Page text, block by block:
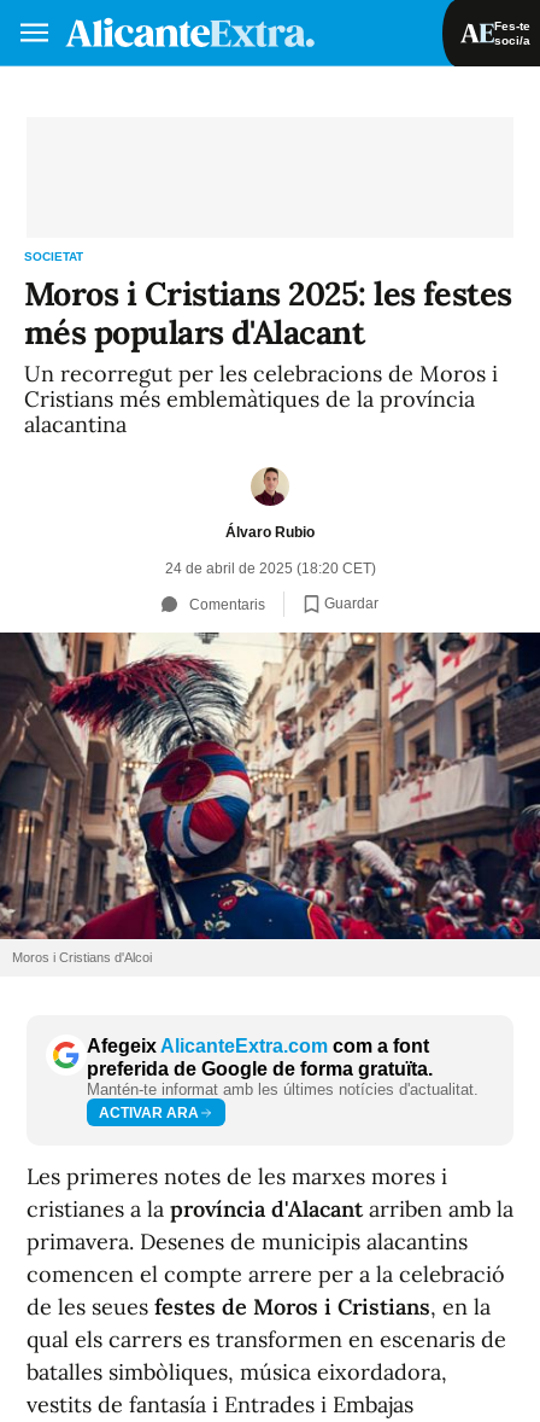
Fes-te
soci/a
SOCIETAT
Moros i Cristians 2025: les festes
més populars d'Alacant
Un recorregut per les celebracions de Moros i
Cristians més emblemàtiques de la província
alacantina
Álvaro Rubio
24 de abril de 2025 (18:20 CET)
Comentaris Guardar
Moros i Cristians d'Alcoi
AfegeixAlicanteExtra.com com a font
preferida de Google de forma gratuïta.
Mantén-te informat amb les últimes notícies d'actualitat.
ACTIVAR ARA
Les primeres notes de les marxes mores i
cristianes a la província d'Alacantarriben amb la
primavera. Desenes de municipis alacantins
comencen el compte arrere per a la celebració
de les seues festes de Moros i Cristians, en la
qual els carrers es transformen en escenaris de
batalles simbòliques, música eixordadora,
vestits de fantasía i Entrades i Embajas